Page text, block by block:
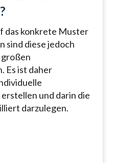
das konkrete Muster
sind diese jedoch
großen
Es ist daher
und darin die
darzulegen.